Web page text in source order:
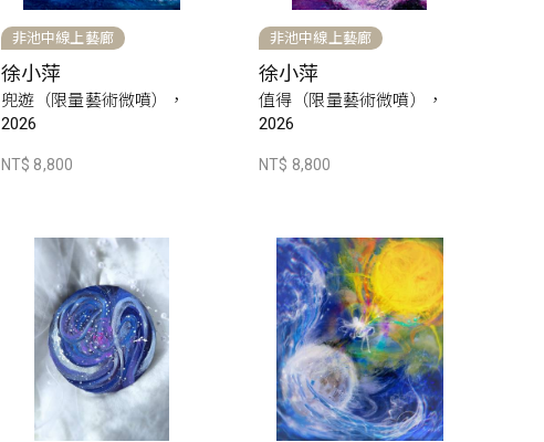
非池中線上藝廊
徐小萍
兜遊（限量藝術微噴），
2026
NT$ 8,800
非池中線上藝廊
徐小萍
值得（限量藝術微噴），
2026
NT$ 8,800